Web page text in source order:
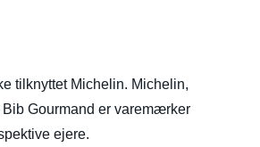
tilknyttet Michelin. Michelin,
Gourmand er varemærker
ejere.